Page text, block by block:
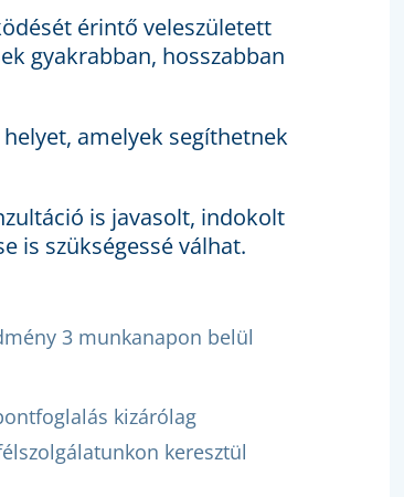
érintő veleszületett
gyakrabban, hosszabban
amelyek segíthetnek
is javasolt, indokolt
is szükségessé válhat.
3 munkanapon belül
kizárólag
keresztül